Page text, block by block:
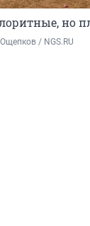
но
/ NGS.RU